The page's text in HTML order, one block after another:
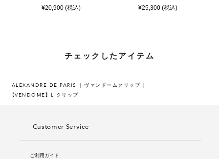
¥20,900 (税込) ¥25,300 (税込)
チェックしたアイテム
ALEXANDRE DE PARIS
ヴァンドームクリップ
【VENDOME】 L クリップ
Customer Service
ご利用ガイド